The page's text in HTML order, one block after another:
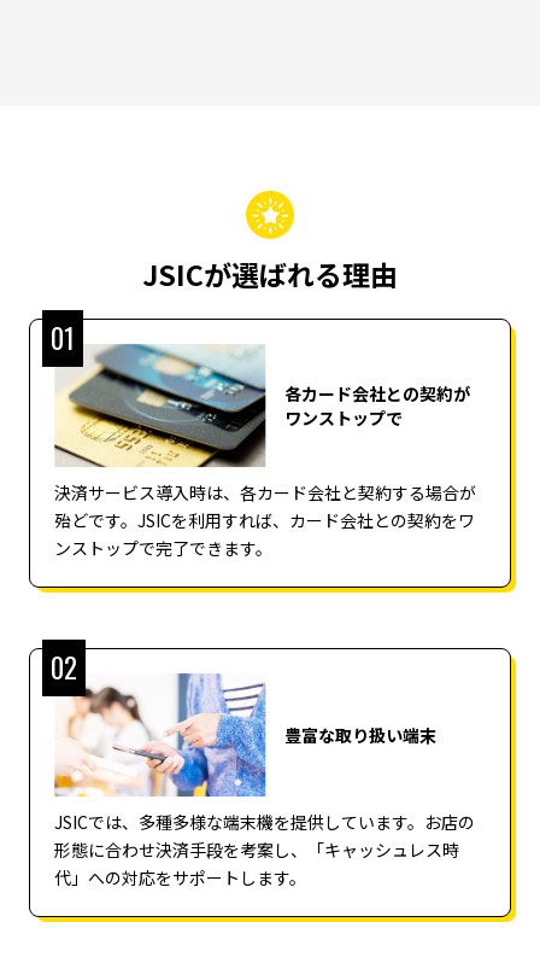
JSICが選ばれる理由
01
各カード会社との契約が
ワンストップで
決済サービス導入時は、各カード会社と契約する場合が
殆どです。JSICを利用すれば、カード会社との契約をワ
ンストップで完了できます。
02
豊富な取り扱い端末
JSICでは、多種多様な端末機を提供しています。お店の
形態に合わせ決済手段を考案し、「キャッシュレス時
代」への対応をサポートします。